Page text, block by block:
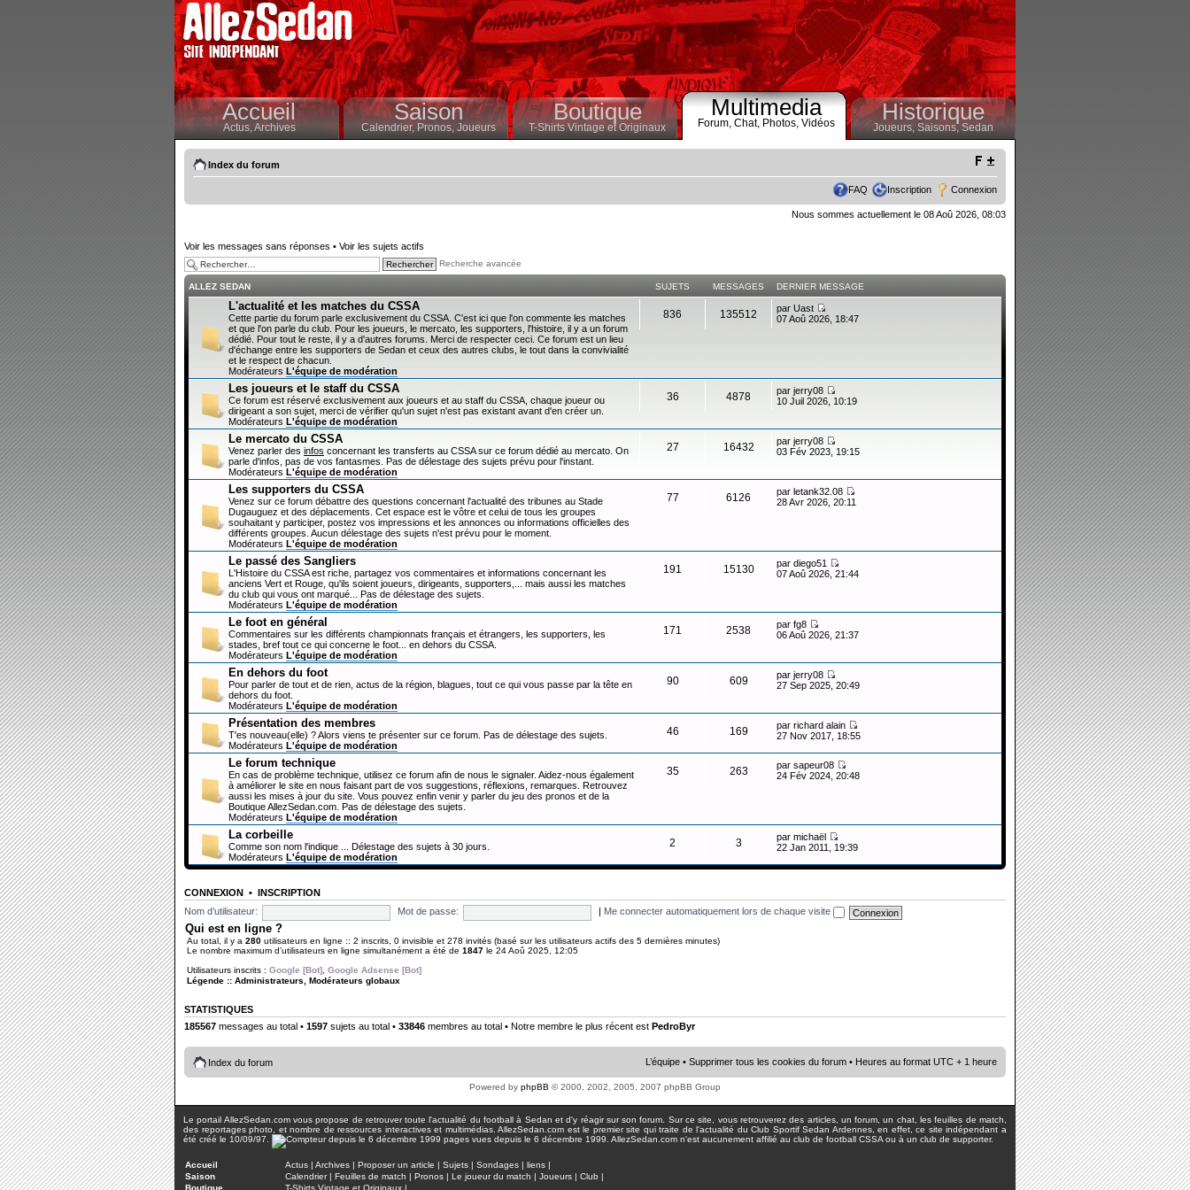
Accueil
Actus,Archives
Saison
Calendrier,Pronos, Joueurs
Boutique
T-Shirts Vintage et Originaux
Multimedia
Forum, Chat, Photos, Vidéos Historique
Joueurs, Saisons,Sedan
Index du forum
FAQ Inscription Connexion
Nous sommes actuellement le 08 Aoû 2026, 08:03
Voir les messages sans réponses • Voir les sujets actifs
Recherche avancée
ALLEZ SEDAN SUJETS MESSAGES DERNIER MESSAGE
L'actualité et les matches du CSSA
Cette partie du forum parle exclusivement du CSSA. C'est ici que l'on commente les matches
et que l'on parle du club. Pour les joueurs, le mercato, les supporters, l'histoire, il y a un forum
dédié. Pour tout le reste, il y a d'autres forums. Merci de respecter ceci. Ce forum est un lieu
d'échange entre les supporters de Sedan et ceux des autres clubs, le tout dans la convivialité
et le respect de chacun.
Modérateurs L'équipe de modération
836 135512 par Uast
07 Aoû 2026, 18:47
Les joueurs et le staff du CSSA
Ce forum est réservé exclusivement aux joueurs et au staff du CSSA, chaque joueur ou
dirigeant a son sujet, merci de vérifier qu'un sujet n'est pas existant avant d'en créer un.
Modérateurs L'équipe de modération
36 4878 par jerry08
10 Juil 2026, 10:19
Le mercato du CSSA
Venez parler des infos concernant les transferts au CSSA sur ce forum dédié au mercato. On
parle d'infos, pas de vos fantasmes. Pas de délestage des sujets prévu pour l'instant.
Modérateurs L'équipe de modération
27 16432 par jerry08
03 Fév 2023, 19:15
Les supporters du CSSA
Venez sur ce forum débattre des questions concernant l'actualité des tribunes au Stade
Dugauguez et des déplacements. Cet espace est le vôtre et celui de tous les groupes
souhaitant y participer, postez vos impressions et les annonces ou informations officielles des
différents groupes. Aucun délestage des sujets n'est prévu pour le moment.
Modérateurs L'équipe de modération
77 6126 par letank32.08
28 Avr 2026, 20:11
Le passé des Sangliers
L'Histoire du CSSA est riche, partagez vos commentaires et informations concernant les
anciens Vert et Rouge, qu'ils soient joueurs, dirigeants, supporters,... mais aussi les matches
du club qui vous ont marqué... Pas de délestage des sujets.
Modérateurs L'équipe de modération
191 15130 par diego51
07 Aoû 2026, 21:44
Le foot en général
Commentaires sur les différents championnats français et étrangers, les supporters, les
stades, bref tout ce qui concerne le foot... en dehors du CSSA.
Modérateurs L'équipe de modération
171 2538 par fg8
06 Aoû 2026, 21:37
En dehors du foot
Pour parler de tout et de rien, actus de la région, blagues, tout ce qui vous passe par la tête en
dehors du foot.
Modérateurs L'équipe de modération
90 609 par jerry08
27 Sep 2025, 20:49
Présentation des membres
T'es nouveau(elle) ? Alors viens te présenter sur ce forum. Pas de délestage des sujets.
Modérateurs L'équipe de modération
46 169 par richard alain
27 Nov 2017, 18:55
Le forum technique
En cas de problème technique, utilisez ce forum afin de nous le signaler. Aidez-nous également
à améliorer le site en nous faisant part de vos suggestions, réflexions, remarques. Retrouvez
aussi les mises à jour du site. Vous pouvez enfin venir y parler du jeu des pronos et de la
Boutique AllezSedan.com. Pas de délestage des sujets.
Modérateurs L'équipe de modération
35 263 par sapeur08
24 Fév 2024, 20:48
La corbeille
Comme son nom l'indique ... Délestage des sujets à 30 jours.
Modérateurs L'équipe de modération
2 3 par michaël
22 Jan 2011, 19:39
CONNEXION • INSCRIPTION
Nom d’utilisateur:
Mot de passe: Me connecter automatiquement lors de chaque visite
Qui est en ligne ?
Au total, il y a 280 utilisateurs en ligne :: 2 inscrits, 0 invisible et 278 invités (basé sur les utilisateurs actifs des 5 dernières minutes)
Le nombre maximum d’utilisateurs en ligne simultanément a été de 1847 le 24 Aoû 2025, 12:05
Utilisateurs inscrits : Google [Bot] Google Adsense [Bot]
Légende :: Administrateurs Modérateurs globaux
STATISTIQUES
185567 messages au total • 1597 sujets au total • 33846 membres au total • Notre membre le plus récent est PedroByr
Index du forum L’équipe • Supprimer tous les cookies du forum • Heures au format UTC + 1 heure
Powered by phpBB © 2000, 2002, 2005, 2007 phpBB Group
Le portail AllezSedan.com vous propose de retrouver toute l'actualité du football à Sedan et d'y réagir sur son forum. Sur ce site, vous retrouverez des articles, un forum, un chat, les feuilles de match,
des reportages photo, et nombre de ressources interactives et multimédias. AllezSedan.com est le premier site qui traite de l'actualité du Club Sportif Sedan Ardennes, en effet, ce site indépendant a
été créé le 10/09/97.
pages vues depuis le 6 décembre 1999. AllezSedan.com n'est aucunement affilié au club de football CSSA ou à un club de supporter.
Accueil Actus | Archives | Proposer un article | Sujets | Sondages | liens |
Saison
Calendrier| Feuilles de match | Pronos | Le joueur du match | Joueurs | Club |
Boutique
T-Shirts Vintage et Originaux |